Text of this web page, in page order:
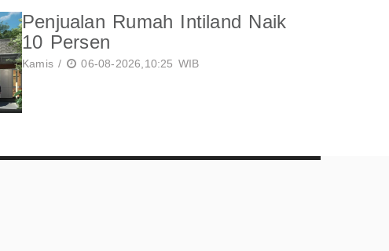
Penjualan Rumah Intiland Naik
10 Persen
Kamis / 06-08-2026,10:25 WIB